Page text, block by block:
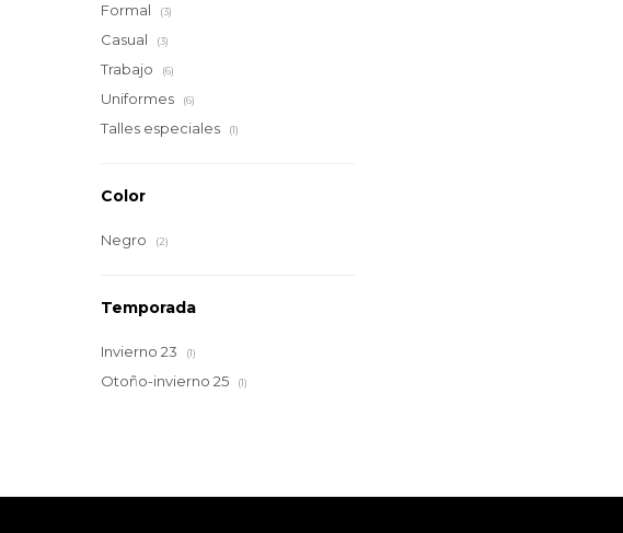
Formal (3)
Casual (3)
Trabajo (6)
Uniformes (6)
Talles especiales (1)
Color
Negro (2)
Temporada
Invierno 23 (1)
Otoño-invierno 25 (1)